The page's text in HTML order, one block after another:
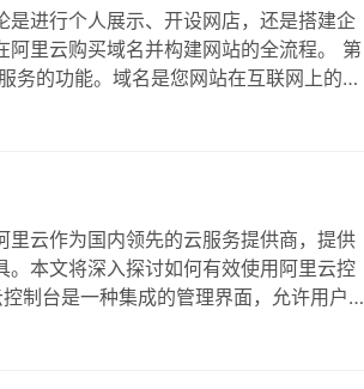
进行个人展示、开设网店，还是搭建企
里云购买域名并构建网站的全流程。 第
务的功能。域名是您网站在互联网上的地
两者是实现您的网络梦想的基石。 第二
云作为国内领先的云服务提供商，提供
本文将深入探讨如何有效使用阿里云控
制台是一种集成的管理界面，允许用户对
拟主机、域名等，进行资源的创建、修